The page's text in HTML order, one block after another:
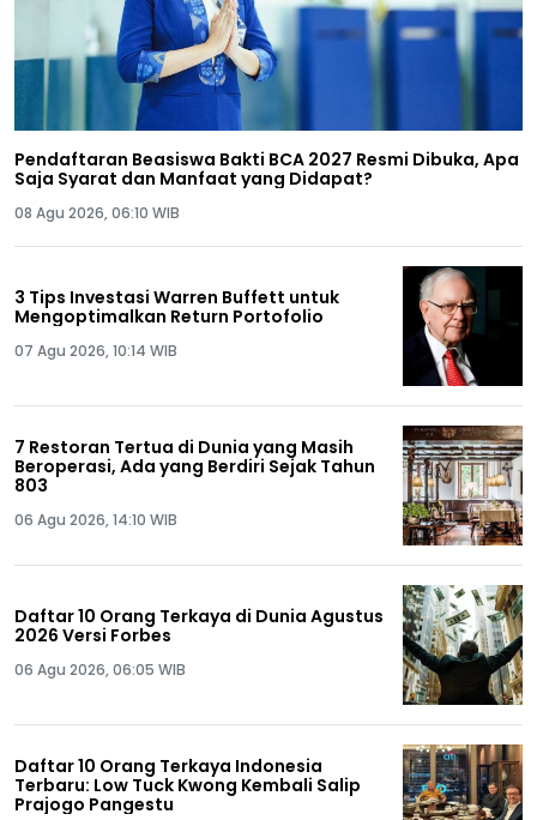
Pendaftaran Beasiswa Bakti BCA 2027 Resmi Dibuka, Apa
Saja Syarat dan Manfaat yang Didapat?
08 Agu 2026, 06:10 WIB
3 Tips Investasi Warren Buffett untuk
Mengoptimalkan Return Portofolio
07 Agu 2026, 10:14 WIB
7 Restoran Tertua di Dunia yang Masih
Beroperasi, Ada yang Berdiri Sejak Tahun
803
06 Agu 2026, 14:10 WIB
Daftar 10 Orang Terkaya di Dunia Agustus
2026 Versi Forbes
06 Agu 2026, 06:05 WIB
Daftar 10 Orang Terkaya Indonesia
Terbaru: Low Tuck Kwong Kembali Salip
Prajogo Pangestu